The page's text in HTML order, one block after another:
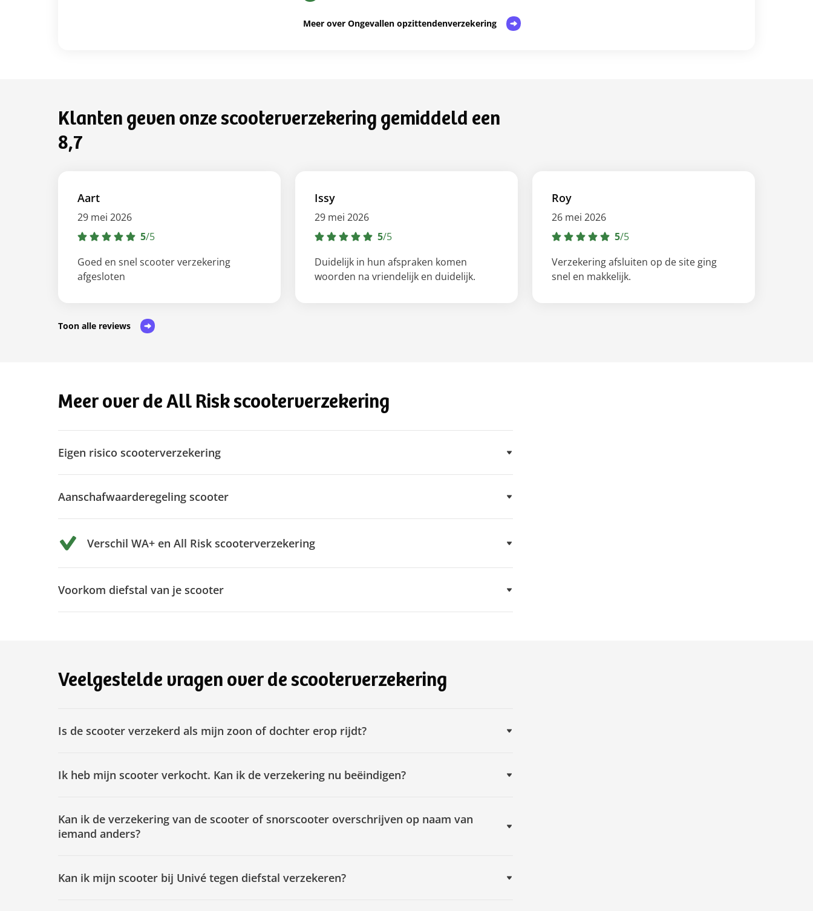
Meer over Ongevallen opzittendenverzekering
Klanten geven onze scooterverzekering gemiddeld een
8,7
Aart
29 mei 2026
5/5
Goed en snel scooter verzekering
afgesloten
Issy
29 mei 2026
5/5
Duidelijk in hun afspraken komen
woorden na vriendelijk en duidelijk.
Roy
26 mei 2026
5/5
Verzekering afsluiten op de site ging
snel en makkelijk.
Toon alle reviews
Meer over de All Risk scooterverzekering
Eigen risico scooterverzekering
Aanschafwaarderegeling scooter
Verschil WA+ en All Risk scooterverzekering
Voorkom diefstal van je scooter
Veelgestelde vragen over de scooterverzekering
Is de scooter verzekerd als mijn zoon of dochter erop rijdt?
Ik heb mijn scooter verkocht. Kan ik de verzekering nu beëindigen?
Kan ik de verzekering van de scooter of snorscooter overschrijven op naam van
iemand anders?
Kan ik mijn scooter bij Univé tegen diefstal verzekeren?